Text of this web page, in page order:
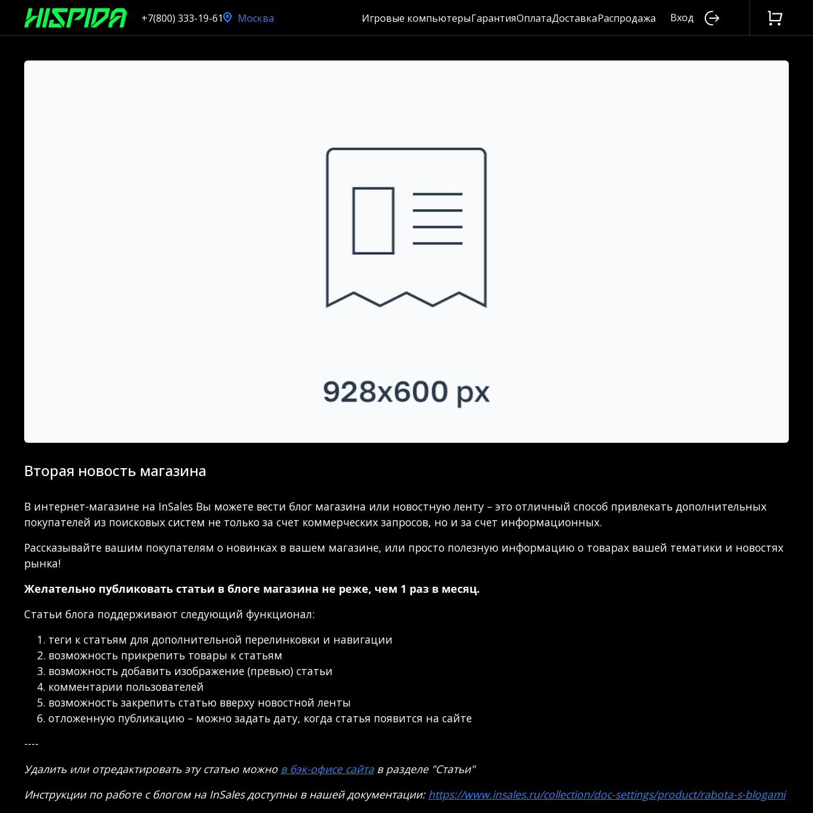
+7(800) 333-19-61 Москва Игровые компьютерыГарантияОплатаДоставкаРаспродажа Вход
Москва
Гарантия
Оплата
Распродажа
+7(800) 333-19-61
Вторая новость магазина
В интернет-магазине на InSales Вы можете вести блог магазина или новостную ленту – это отличный способ привлекать дополнительных
покупателей из поисковых систем не только за счет коммерческих запросов, но и за счет информационных.
Рассказывайте вашим покупателям о новинках в вашем магазине, или просто полезную информацию о товарах вашей тематики и новостях
рынка!
Желательно публиковать статьи в блоге магазина не реже, чем 1 раз в месяц.
Статьи блога поддерживают следующий функционал:
теги к статьям для дополнительной перелинковки и навигации
возможность прикрепить товары к статьям
возможность добавить изображение (превью) статьи
комментарии пользователей
возможность закрепить статью вверху новостной ленты
отложенную публикацию – можно задать дату, когда статья появится на сайте
----
Удалить или отредактировать эту статью можно в бэк-офисе сайта в разделе "Статьи"
Инструкции по работе с блогом на InSales доступны в нашей документации: https://www.insales.ru/collection/doc-settings/product/rabota-s-blogami